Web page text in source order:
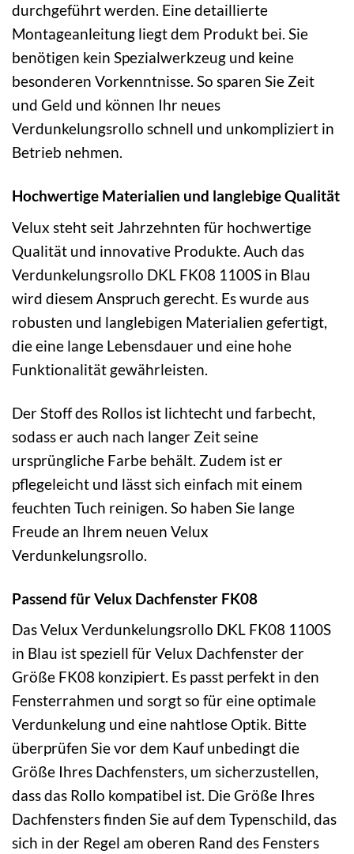
durchgeführt werden. Eine detaillierte
Montageanleitung liegt dem Produkt bei. Sie
benötigen kein Spezialwerkzeug und keine
besonderen Vorkenntnisse. So sparen Sie Zeit
und Geld und können Ihr neues
Verdunkelungsrollo schnell und unkompliziert in
Betrieb nehmen.
Hochwertige Materialien und langlebige Qualität
Velux steht seit Jahrzehnten für hochwertige
Qualität und innovative Produkte. Auch das
Verdunkelungsrollo DKL FK08 1100S in Blau
wird diesem Anspruch gerecht. Es wurde aus
robusten und langlebigen Materialien gefertigt,
die eine lange Lebensdauer und eine hohe
Funktionalität gewährleisten.
Der Stoff des Rollos ist lichtecht und farbecht,
sodass er auch nach langer Zeit seine
ursprüngliche Farbe behält. Zudem ist er
pflegeleicht und lässt sich einfach mit einem
feuchten Tuch reinigen. So haben Sie lange
Freude an Ihrem neuen Velux
Verdunkelungsrollo.
Passend für Velux Dachfenster FK08
Das Velux Verdunkelungsrollo DKL FK08 1100S
in Blau ist speziell für Velux Dachfenster der
Größe FK08 konzipiert. Es passt perfekt in den
Fensterrahmen und sorgt so für eine optimale
Verdunkelung und eine nahtlose Optik. Bitte
überprüfen Sie vor dem Kauf unbedingt die
Größe Ihres Dachfensters, um sicherzustellen,
dass das Rollo kompatibel ist. Die Größe Ihres
Dachfensters finden Sie auf dem Typenschild, das
sich in der Regel am oberen Rand des Fensters